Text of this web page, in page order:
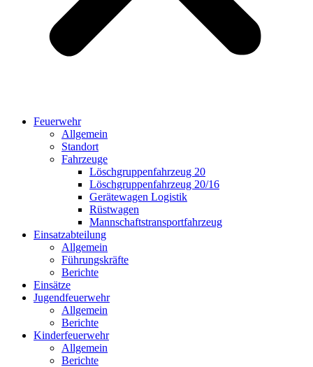
Feuerwehr
Allgemein
Standort
Fahrzeuge
Löschgruppen­fahrzeug 20
Lösch­gruppen­fahrzeug 20/16
Geräte­wagen Logistik
Rüst­wagen
Mannschafts­transportfahrzeug
Einsatz­abteilung
Allgemein
Führungs­kräfte
Berichte
Einsätze
Jugend­feuerwehr
Allgemein
Berichte
Kinder­feuerwehr
Allgemein
Berichte